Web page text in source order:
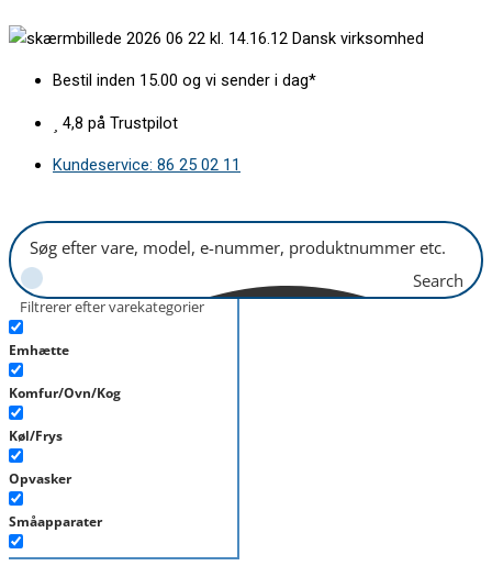
til
Dansk virksomhed
Bestil inden 15.00 og vi sender i dag*
4,8 på Trustpilot
Kundeservice: 86 25 02 11
Search
Filtrerer efter varekategorier
Emhætte
Komfur/Ovn/Kog
Køl/Frys
Opvasker
Småapparater
Støvsuger
sæt